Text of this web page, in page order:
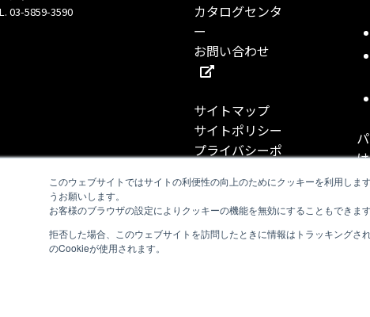
このウェブサイトではサイトの利便性の向上のためにクッキーを利用し
うお願いします。
お客様のブラウザの設定によりクッキーの機能を無効にすることもできま
拒否した場合、このウェブサイトを訪問したときに情報はトラッキング
のCookieが使用されます。
03-5859-3590
カタログセンタ
ー
お問い合わせ
サイトマップ
サイトポリシー
プライバシーポ